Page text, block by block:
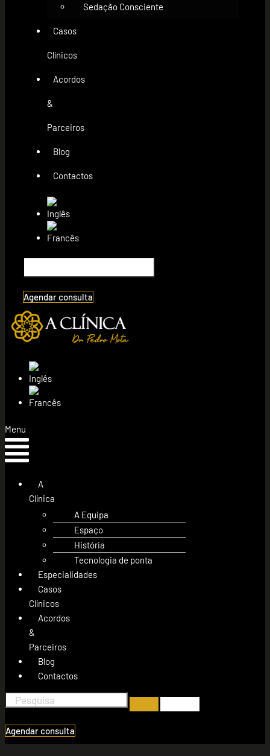
Sedação Consciente
Casos
Clínicos
Acordos
&
Parceiros
Blog
Contactos
Agendar consulta
Menu
A
Clínica
A Equipa
Espaço
História
Tecnologia de ponta
Especialidades
Casos
Clínicos
Acordos
&
Parceiros
Blog
Contactos
Agendar consulta